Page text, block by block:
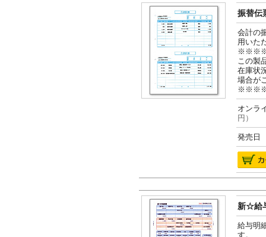
振替伝
会計の
用いた
この製
在庫状
場合が
オン
円）
発売日
新☆給
給与明
す。